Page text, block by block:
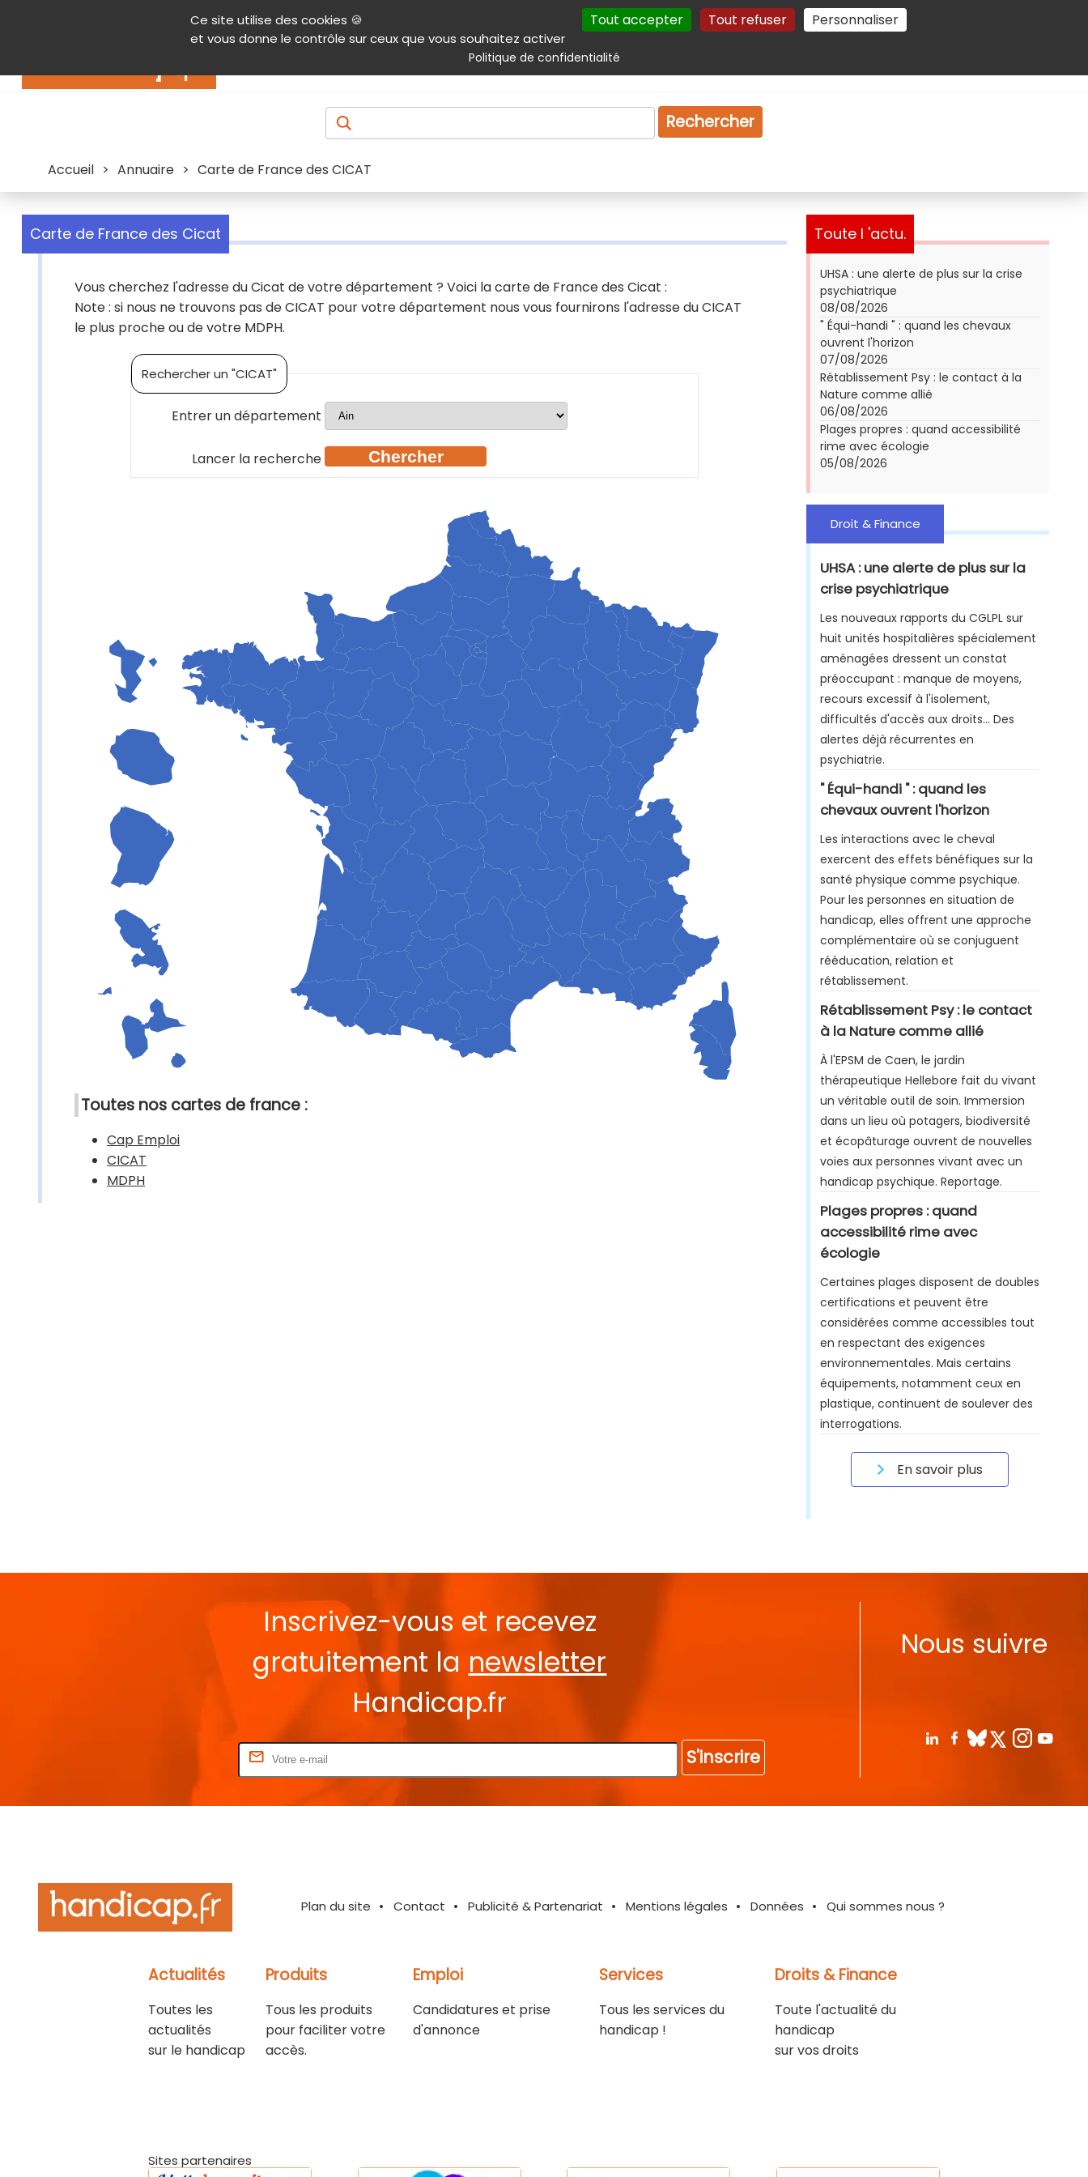
Ce site utilise des cookies 🍪
et vous donne le contrôle sur ceux que vous souhaitez activer
Tout accepter Tout refuser Personnaliser
Politique de confidentialité
Contenu Aide et accessibilité Menu principal Autres services Plan du site Gestion des cookies
Produits & services Emploi Droit
Rechercher
Accueil > Annuaire > Carte de France des CICAT
Carte de France des Cicat
Vous cherchez l'adresse du Cicat de votre département ? Voici la carte de France des Cicat :
Note : si nous ne trouvons pas de CICAT pour votre département nous vous fournirons l'adresse du CICAT
le plus proche ou de votre MDPH.
Rechercher un "CICAT"
Entrer un département
Lancer la recherche
Toutes nos cartes de france :
Cap Emploi
CICAT
MDPH
Toute l 'actu.
UHSA : une alerte de plus sur la crise
psychiatrique
08/08/2026
" Équi-handi " : quand les chevaux
ouvrent l'horizon
07/08/2026
Rétablissement Psy : le contact à la
Nature comme allié
06/08/2026
Plages propres : quand accessibilité
rime avec écologie
05/08/2026
Droit & Finance
UHSA : une alerte de plus sur la
crise psychiatrique
Les nouveaux rapports du CGLPL sur
huit unités hospitalières spécialement
aménagées dressent un constat
préoccupant : manque de moyens,
recours excessif à l'isolement,
difficultés d'accès aux droits... Des
alertes déjà récurrentes en
psychiatrie.
" Équi-handi " : quand les
chevaux ouvrent l'horizon
Les interactions avec le cheval
exercent des effets bénéfiques sur la
santé physique comme psychique.
Pour les personnes en situation de
handicap, elles offrent une approche
complémentaire où se conjuguent
rééducation, relation et
rétablissement.
Rétablissement Psy : le contact
à la Nature comme allié
À l'EPSM de Caen, le jardin
thérapeutique Hellebore fait du vivant
un véritable outil de soin. Immersion
dans un lieu où potagers, biodiversité
et écopâturage ouvrent de nouvelles
voies aux personnes vivant avec un
handicap psychique. Reportage.
Plages propres : quand
accessibilité rime avec
écologie
Certaines plages disposent de doubles
certifications et peuvent être
considérées comme accessibles tout
en respectant des exigences
environnementales. Mais certains
équipements, notamment ceux en
plastique, continuent de soulever des
interrogations.
En savoir plus
Inscrivez-vous et recevez
gratuitement la newsletter
Handicap.fr
S'inscrire
Nous suivre
Plan du site Contact Publicité & Partenariat Mentions légales Données Qui sommes nous ?
Actualités
Toutes les
actualités
sur le handicap
Produits
Tous les produits
pour faciliter votre
accès.
Emploi
Candidatures et prise
d'annonce
Services
Tous les services du
handicap !
Droits & Finance
Toute l'actualité du
handicap
sur vos droits
Sites partenaires